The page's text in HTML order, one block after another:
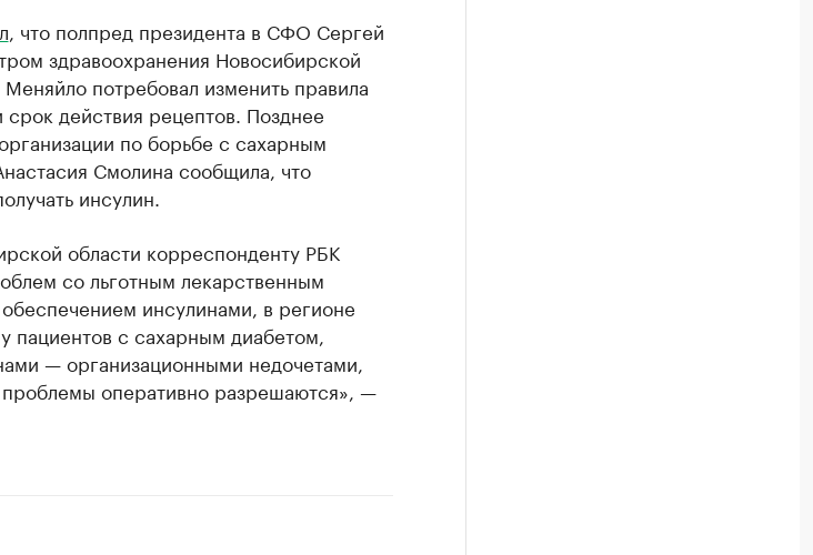
, что полпред президента в СФО Сергей
здравоохранения Новосибирской
потребовал изменить правила
действия рецептов. Позднее
по борьбе с сахарным
Смолина сообщила, что
инсулин.
области корреспонденту РБК
со льготным лекарственным
инсулинами, в регионе
пациентов с сахарным диабетом,
— организационными недочетами,
оперативно разрешаются», —